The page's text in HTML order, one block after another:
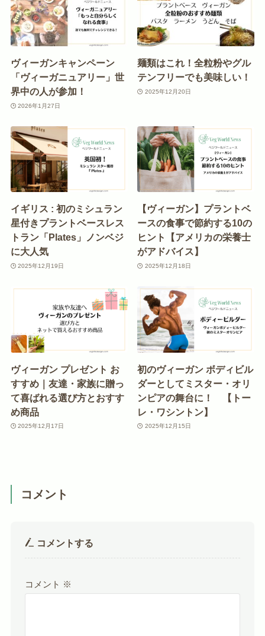
ヴィーガンキャンペーン
「ヴィーガニュアリー」世
界中の人が参加！
2026年1月27日
麺類はこれ！全粒粉やグル
テンフリーでも美味しい！
2025年12月20日
イギリス : 初のミシュラン
星付きプラントベースレス
トラン「Plates」ノンベジ
に大人気
2025年12月19日
【ヴィーガン】プラントベ
ースの食事で節約する10の
ヒント【アメリカの栄養士
がアドバイス】
2025年12月18日
ヴィーガン プレゼント お
すすめ｜友達・家族に贈っ
て喜ばれる選び方とおすす
め商品
2025年12月17日
初のヴィーガン ボディビル
ダーとしてミスター・オリ
ンピアの舞台に！ 【トー
レ・ワシントン】
2025年12月15日
コメント
コメントする
コメント ※